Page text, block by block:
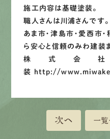
施工内容は基礎塗装。
職人さんは川浦さんです。
あま市・津島市・愛西市
ら安心と信頼のみわ建装ま
株式会
装 http://
次へ 一覧